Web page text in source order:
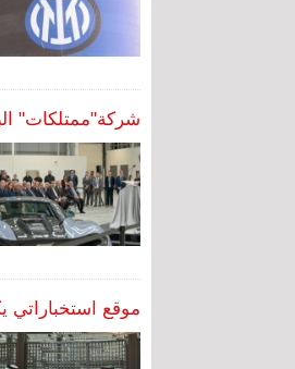
شركة"ممتلكات"
موقع